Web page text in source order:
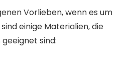
Vorlieben, wenn es um
einige Materialien, die
sind: